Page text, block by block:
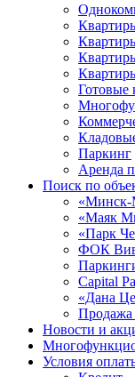
Готовые
Паркинг
Аренда
Поиск по
«Маяк
«Парк
ФОК
Capital
«Дана
Продажа
Новости и
Условия